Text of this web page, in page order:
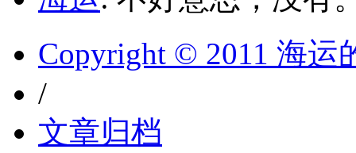
Copyright © 2011 海运
/
文章归档